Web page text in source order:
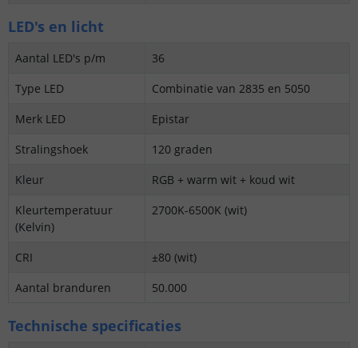
LED's en licht
Aantal LED's p/m
36
Type LED
Combinatie van 2835 en 5050
Merk LED
Epistar
Stralingshoek
120 graden
Kleur
RGB + warm wit + koud wit
Kleurtemperatuur
(Kelvin)
2700K-6500K (wit)
CRI
±80 (wit)
Aantal branduren
50.000
Technische specificaties